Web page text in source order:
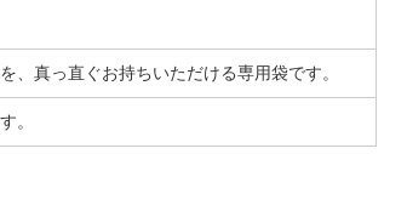
真っ直ぐお持ちいただける専用袋です。
。